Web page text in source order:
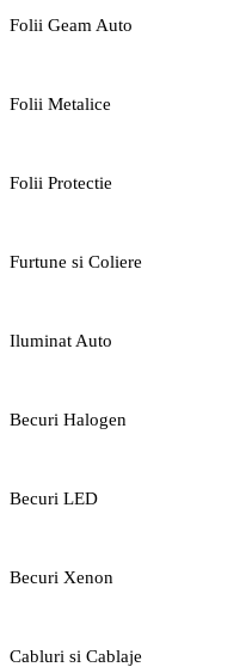
Folii Geam Auto
Folii Metalice
Folii Protectie
Furtune si Coliere
Iluminat Auto
Becuri Halogen
Becuri LED
Becuri Xenon
Cabluri si Cablaje